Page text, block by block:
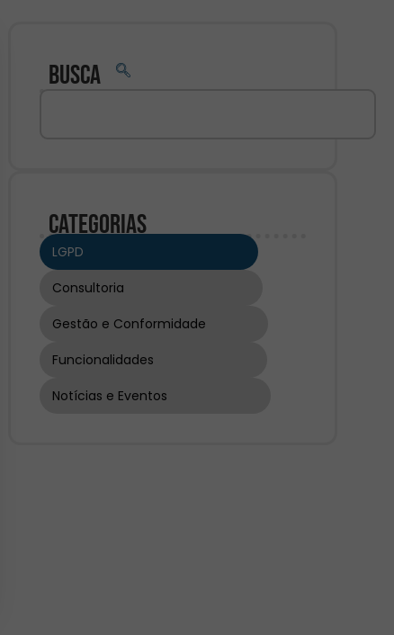
Busca
Categorias
LGPD
Consultoria
Gestão e Conformidade
Funcionalidades
Notícias e Eventos